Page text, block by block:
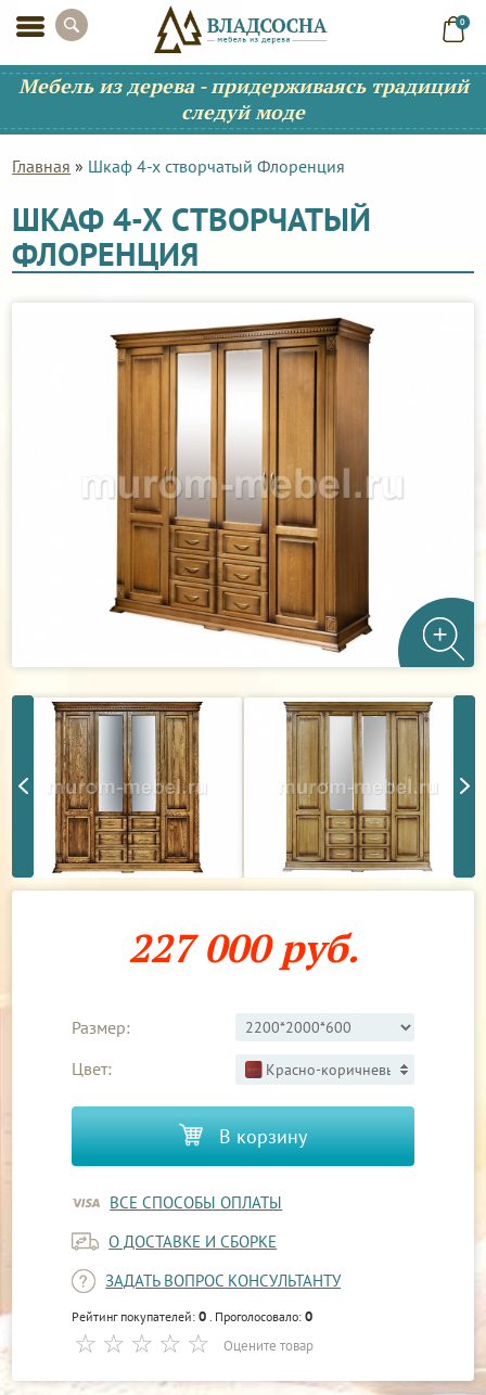
0
Мебель из дерева - придерживаясь традиций
следуй моде
Главная » Шкаф 4-х створчатый Флоренция
ШКАФ 4-Х СТВОРЧАТЫЙ
ФЛОРЕНЦИЯ
227 000 руб.
Размер:
Цвет:
Красно-коричневый 3
В корзину
ВСЕ СПОСОБЫ ОПЛАТЫ
О ДОСТАВКЕ И СБОРКЕ
ЗАДАТЬ ВОПРОС КОНСУЛЬТАНТУ
Рейтинг покупателей:0. Проголосовало:0
Оцените товар